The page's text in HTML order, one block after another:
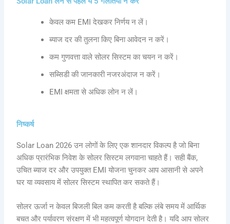
केवल कम EMI देखकर निर्णय न लें।
ब्याज दर की तुलना किए बिना आवेदन न करें।
कम गुणवत्ता वाले सोलर सिस्टम का चयन न करें।
सब्सिडी की जानकारी नजरअंदाज न करें।
EMI क्षमता से अधिक लोन न लें।
निष्कर्ष
Solar Loan 2026 उन लोगों के लिए एक शानदार विकल्प है जो बिना
अधिक प्रारंभिक निवेश के सोलर सिस्टम लगवाना चाहते हैं। सही बैंक,
उचित ब्याज दर और उपयुक्त EMI योजना चुनकर आप आसानी से अपने
घर या व्यवसाय में सोलर सिस्टम स्थापित कर सकते हैं।
सोलर ऊर्जा न केवल बिजली बिल कम करती है बल्कि लंबे समय में आर्थिक
बचत और पर्यावरण संरक्षण में भी महत्वपूर्ण योगदान देती है। यदि आप सोलर